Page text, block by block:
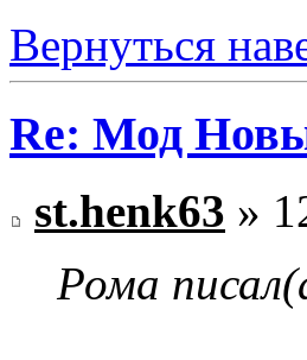
Вернуться
Re: Мод
st.henk63 »
Рома